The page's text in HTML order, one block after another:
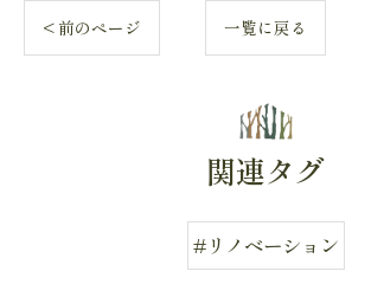
< 前のページ 一覧に戻る
関連タグ
#リノベーション